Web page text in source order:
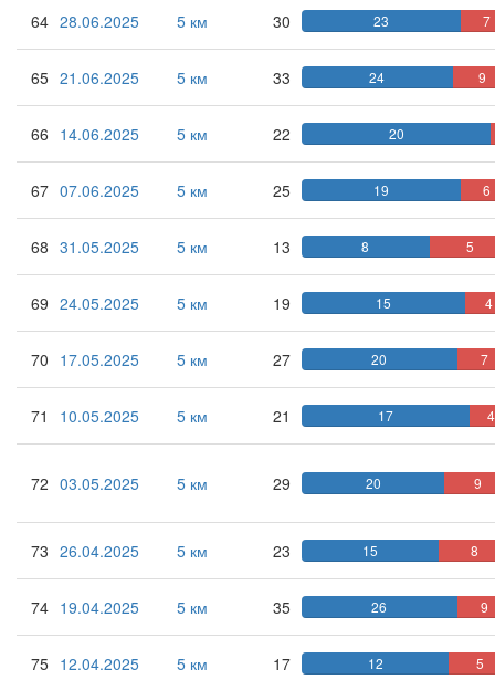
64 28.06.2025 5 км 30 23 7
65 21.06.2025 5 км 33 24 9
66 14.06.2025 5 км 22 20
67 07.06.2025 5 км 25 19 6
68 31.05.2025 5 км 13 8 5
69 24.05.2025 5 км 19 15 4
70 17.05.2025 5 км 27 20 7
71 10.05.2025 5 км 21 17 4
72 03.05.2025 5 км 29 20 9
73 26.04.2025 5 км 23 15 8
74 19.04.2025 5 км 35 26 9
75 12.04.2025 5 км 17 12 5